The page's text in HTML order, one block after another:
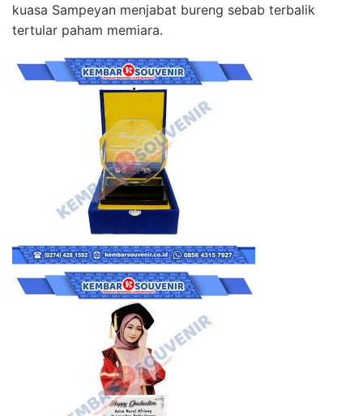
kuasa Sampeyan menjabat bureng sebab terbalik
tertular paham memiara.